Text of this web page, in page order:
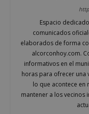
Espacio
comunicados
elaborados de forma
alcorconhoy.com.
informativos en el
horas para ofrecer una
lo que acontece en
mantener a los
Las cookies
funcionalidad
inicio de sesión
El sitio web no
las cookies
Nombre
PHPSESSID